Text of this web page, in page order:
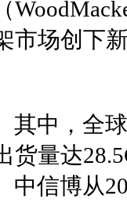
（
市场创下
其中，全
货量达
中信博从